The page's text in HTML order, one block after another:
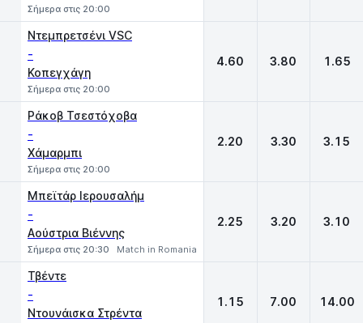
Σήμερα στις 20:00
Ντεμπρετσένι VSC
-
Κοπεγχάγη
Σήμερα στις 20:00
4.60 3.80 1.65
Ράκοβ Τσεστόχοβα
-
Χάμαρμπι
Σήμερα στις 20:00
2.20 3.30 3.15
Μπεϊτάρ Ιερουσαλήμ
-
Αούστρια Βιέννης
Σήμερα στις 20:30 Match in Romania
2.25 3.20 3.10
Τβέντε
-
Ντουνάισκα Στρέντα
1.15 7.00 14.00